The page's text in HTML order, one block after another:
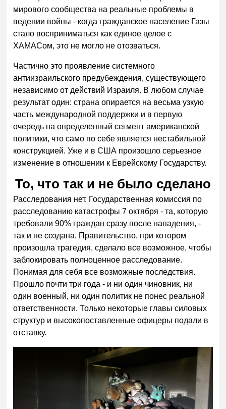
мирового сообщества на реальные проблемы в
ведении войны - когда гражданское население Газы
стало восприниматься как единое целое с
ХАМАСом, это не могло не отозваться.
Частично это проявление системного
антиизраильского предубеждения, существующего
независимо от действий Израиля. В любом случае
результат один: страна опирается на весьма узкую
часть международной поддержки и в первую
очередь на определенный сегмент американской
политики, что само по себе является нестабильной
конструкцией. Уже и в США произошло серьезное
изменение в отношении к Еврейскому Государству.
То, что так и не было сделано
Расследования нет. Государственная комиссия по
расследованию катастрофы 7 октября - та, которую
требовали 90% граждан сразу после нападения, -
так и не создана. Правительство, при котором
произошла трагедия, сделало все возможное, чтобы
заблокировать полноценное расследование.
Понимая для себя все возможные последствия.
Прошло почти три года - и ни один чиновник, ни
один военный, ни один политик не понес реальной
ответственности. Только некоторые главы силовых
структур и высокопоставленные офицеры подали в
отставку.